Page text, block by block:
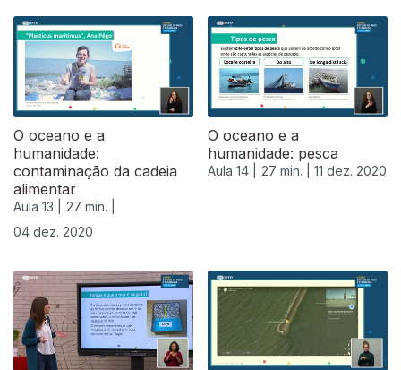
O oceano e a
humanidade:
contaminação da cadeia
alimentar
Aula 13 |
27 min. |
04 dez. 2020
O oceano e a
humanidade: pesca
Aula 14 | 27 min. | 11 dez. 2020